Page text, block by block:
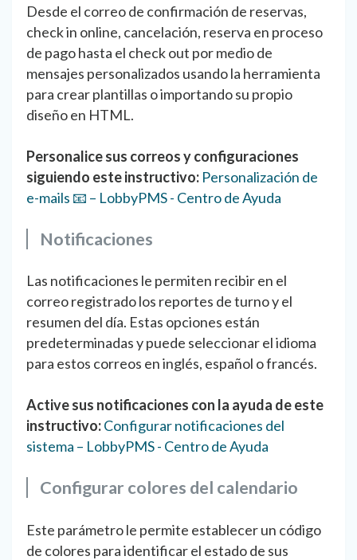
Desde el correo de confirmación de reservas,
check in online, cancelación, reserva en proceso
de pago hasta el check out por medio de
mensajes personalizados usando la herramienta
para crear plantillas o importando su propio
diseño en HTML.
Personalice sus correos y configuraciones
siguiendo este instructivo: Personalización de
e-mails 📧 – LobbyPMS - Centro de Ayuda
Notificaciones
Las notificaciones le permiten recibir en el
correo registrado los reportes de turno y el
resumen del día. Estas opciones están
predeterminadas y puede seleccionar el idioma
para estos correos en inglés, español o francés.
Active sus notificaciones con la ayuda de este
instructivo:Configurar notificaciones del
sistema – LobbyPMS - Centro de Ayuda
Configurar colores del calendario
Este parámetro le permite establecer un código
de colores para identificar el estado de sus